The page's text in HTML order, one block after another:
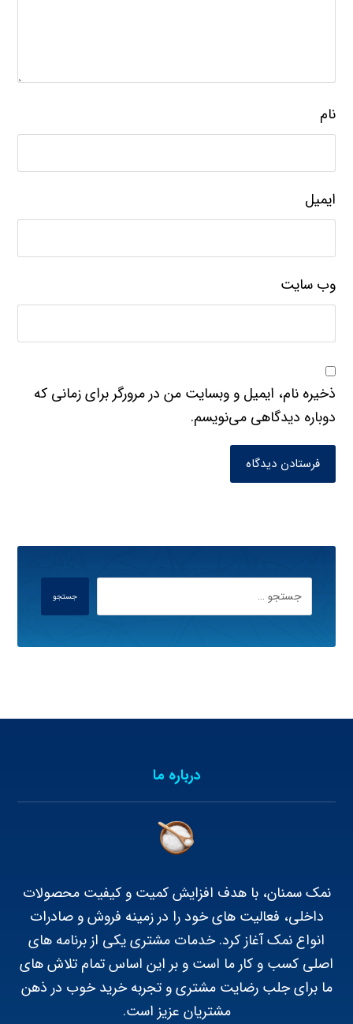
نام
ایمیل
وب‌ سایت
ذخیره نام، ایمیل و وبسایت من در مرورگر برای زمانی که
دوباره دیدگاهی می‌نویسم.
فرستادن دیدگاه
جستجو
درباره ما
نمک سمنان، با هدف افزایش کمیت و کیفیت محصولات
داخلی، فعالیت های خود را در زمینه فروش و صادرات
انواع نمک آغاز کرد. خدمات مشتری یکی از برنامه های
اصلی کسب و کار ما است و بر این اساس تمام تلاش های
ما برای جلب رضایت مشتری و تجربه خرید خوب در ذهن
مشتریان عزیز است.